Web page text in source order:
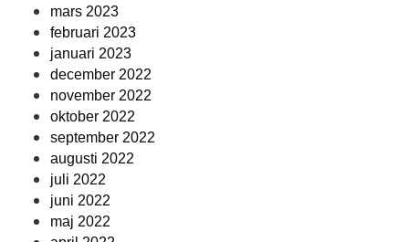
mars 2023
februari 2023
januari 2023
december 2022
november 2022
oktober 2022
september 2022
augusti 2022
juli 2022
juni 2022
maj 2022